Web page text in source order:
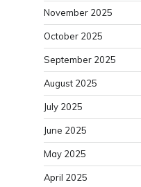
November 2025
October 2025
September 2025
August 2025
July 2025
June 2025
May 2025
April 2025